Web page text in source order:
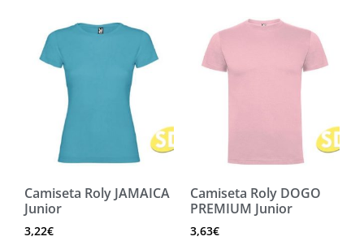
Camiseta Roly JAMAICA
Junior
3,22€
Camiseta Roly DOGO
PREMIUM Junior
3,63€